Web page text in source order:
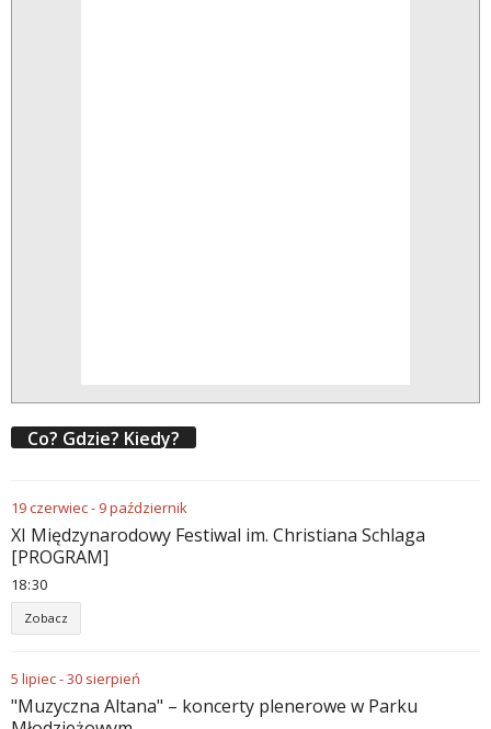
Co? Gdzie? Kiedy?
19czerwiec- 9październik
XI Międzynarodowy Festiwal im. Christiana Schlaga
[PROGRAM]
18 30
Zobacz
5 lipiec-30 sierpień
"Muzyczna Altana" – koncerty plenerowe w Parku